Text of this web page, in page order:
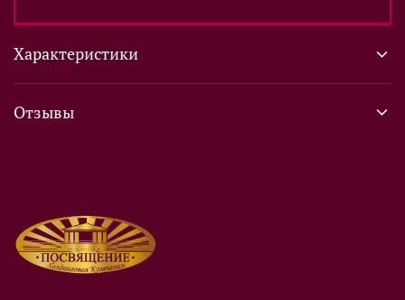
Характеристики
Отзывы